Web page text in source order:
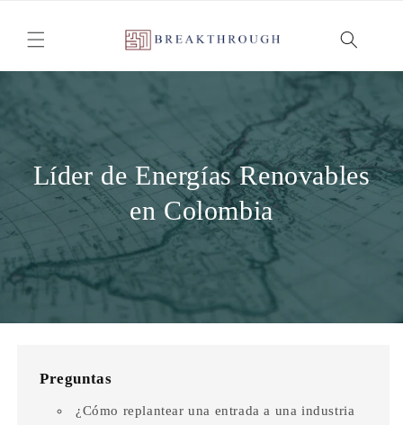
al contenido
Líder de Energías Renovables
en Colombia
Preguntas
¿Cómo replantear una entrada a una industria